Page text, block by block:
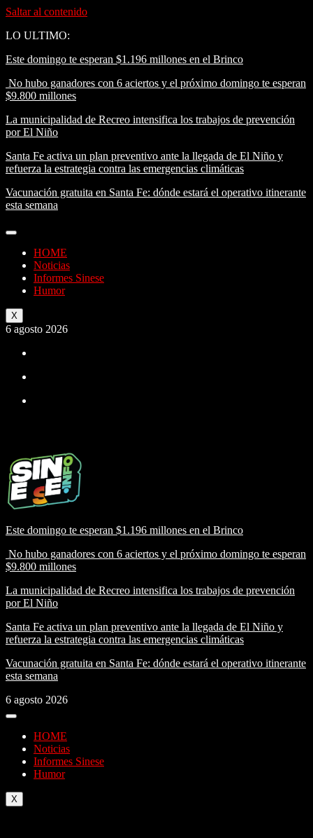
Saltar al contenido
LO ULTIMO:
Este domingo te esperan $1.196 millones en el Brinco
No hubo ganadores con 6 aciertos y el próximo domingo te esperan
$9.800 millones
La municipalidad de Recreo intensifica los trabajos de prevención
por El Niño
Santa Fe activa un plan preventivo ante la llegada de El Niño y
refuerza la estrategia contra las emergencias climáticas
Vacunación gratuita en Santa Fe: dónde estará el operativo itinerante
esta semana
HOME
Noticias
Informes Sinese
Humor
X
6 agosto 2026
Este domingo te esperan $1.196 millones en el Brinco
No hubo ganadores con 6 aciertos y el próximo domingo te esperan
$9.800 millones
La municipalidad de Recreo intensifica los trabajos de prevención
por El Niño
Santa Fe activa un plan preventivo ante la llegada de El Niño y
refuerza la estrategia contra las emergencias climáticas
Vacunación gratuita en Santa Fe: dónde estará el operativo itinerante
esta semana
6 agosto 2026
HOME
Noticias
Informes Sinese
Humor
X